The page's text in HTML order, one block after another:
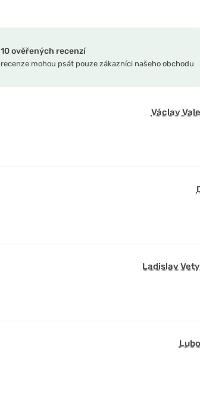
10 ověřených recenzí
recenze mohou psát pouze zákazníci našeho obchodu
Václav
Ladislav